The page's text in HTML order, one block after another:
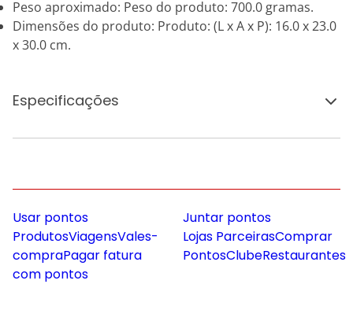
Peso aproximado: Peso do produto: 700.0 gramas.
Dimensões do produto: Produto: (L x A x P): 16.0 x 23.0
x 30.0 cm.
Especificações
Usar pontos
ProdutosViagensVales-
compraPagar fatura
com pontos
Juntar pontos
Lojas ParceirasComprar
PontosClubeRestaurantes